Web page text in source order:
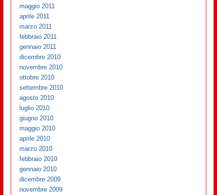
maggio 2011
aprile 2011
marzo 2011
febbraio 2011
gennaio 2011
dicembre 2010
novembre 2010
ottobre 2010
settembre 2010
agosto 2010
luglio 2010
giugno 2010
maggio 2010
aprile 2010
marzo 2010
febbraio 2010
gennaio 2010
dicembre 2009
novembre 2009